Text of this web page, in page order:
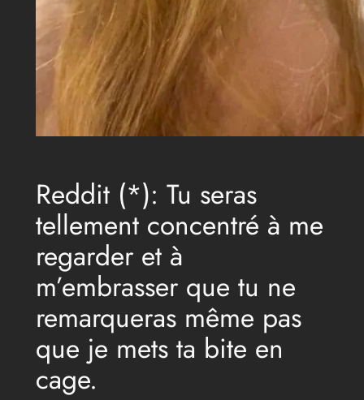
Reddit (*): Tu seras
tellement concentré à me
regarder et à
m’embrasser que tu ne
remarqueras même pas
que je mets ta bite en
cage.